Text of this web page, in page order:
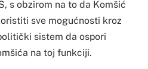
s obzirom na to da Komšić
sve mogućnosti kroz
sistem da ospori
na toj funkciji.